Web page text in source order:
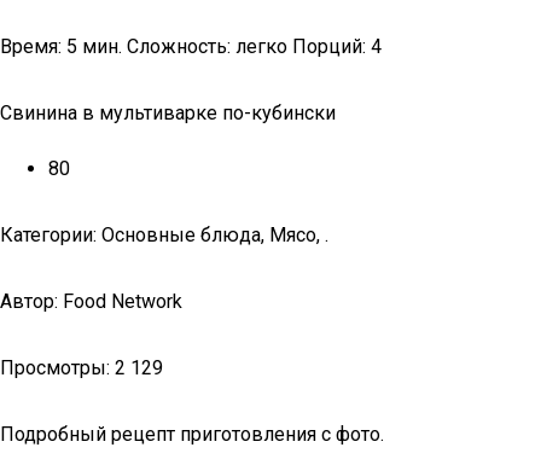
Время: 5 мин. Сложность: легко Порций: 4
Свинина в мультиварке по-кубински
80
Категории: Основные блюда, Мясо, .
Автор: Food Network
Просмотры: 2 129
Подробный рецепт приготовления с фото.